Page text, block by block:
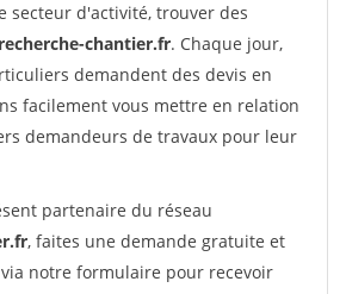
secteur d'activité, trouver des
recherche-chantier.fr. Chaque jour,
demandent des devis en
facilement vous mettre en relation
demandeurs de travaux pour leur
partenaire du réseau
, faites une demande gratuite et
notre formulaire pour recevoir